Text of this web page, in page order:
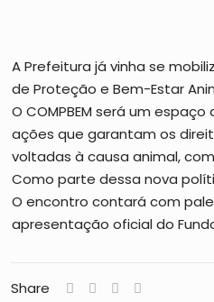
A Prefeitura já vinha se
de Proteção e Bem-Estar
O COMPBEM será um
ações que garantam os
voltadas à causa animal,
Como parte dessa nova
O encontro contará com
apresentação oficial do
Share